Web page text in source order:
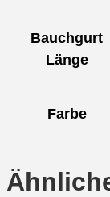
Bauchgurt
Länge
Farbe